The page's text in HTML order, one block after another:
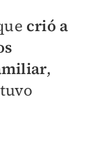
crió a
,